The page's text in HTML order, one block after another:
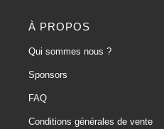
À PROPOS
Qui sommes nous ?
Sponsors
FAQ
Conditions générales de vente